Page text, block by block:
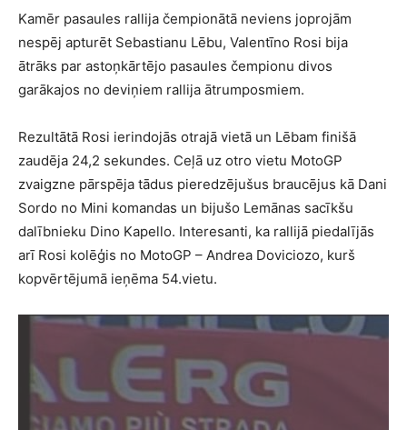
Kamēr pasaules rallija čempionātā neviens joprojām
nespēj apturēt Sebastianu Lēbu, Valentīno Rosi bija
ātrāks par astoņkārtējo pasaules čempionu divos
garākajos no deviņiem rallija ātrumposmiem.
Rezultātā Rosi ierindojās otrajā vietā un Lēbam finišā
zaudēja 24,2 sekundes. Ceļā uz otro vietu MotoGP
zvaigzne pārspēja tādus pieredzējušus braucējus kā Dani
Sordo no Mini komandas un bijušo Lemānas sacīkšu
dalībnieku Dino Kapello. Interesanti, ka rallijā piedalījās
arī Rosi kolēģis no MotoGP – Andrea Doviciozo, kurš
kopvērtējumā ieņēma 54.vietu.